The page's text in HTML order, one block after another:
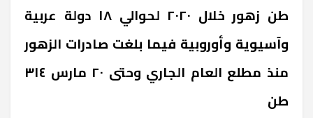
طن زهور خلال ٢٠٢٠ لحوالي ١٨ دولة عربية
وآسيوية وأوروبية فيما بلغت صادرات الزهور
منذ مطلع العام الجاري وحتى ٢٠ مارس ٣١٤
طن